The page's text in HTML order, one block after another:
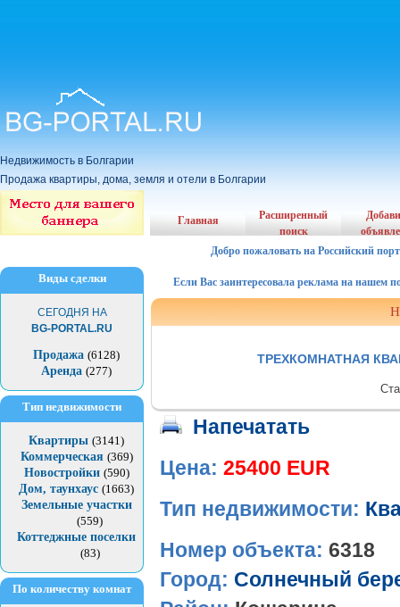
Недвижимость в Болгарии
Продажа квартиры, дома, земля и отели в Болгарии
Виды сделки
СЕГОДНЯ НА
BG-PORTAL.RU
Продажа (6128)
Аренда (277)
Тип недвижимости
Квартиры (3141)
Коммерческая (369)
Новостройки (590)
Дом, таунхаус (1663)
Земельные участки
(559)
Коттеджные поселки
(83)
По количеству комнат
Главная
Расширенный
поиск
Добро пожаловать на Российский
Если Вас заинтересовала реклама на нашем
ТРЕХКОМНАТНАЯ
Напечатать
Цена: 25400 EUR
Тип недвижимости:
Номер объекта: 6318
Город: Солнечный